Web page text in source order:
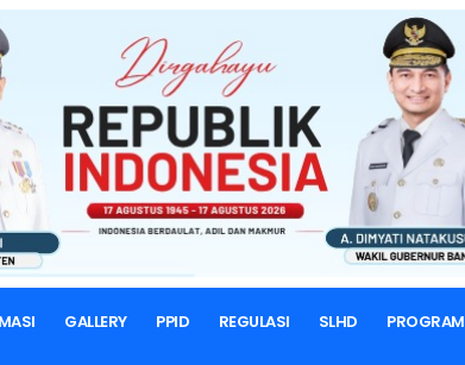
GALLERY PPID REGULASI SLHD PROGRAM
Bulan Agustus 2018
BERANDA EVALUASI KINERJA